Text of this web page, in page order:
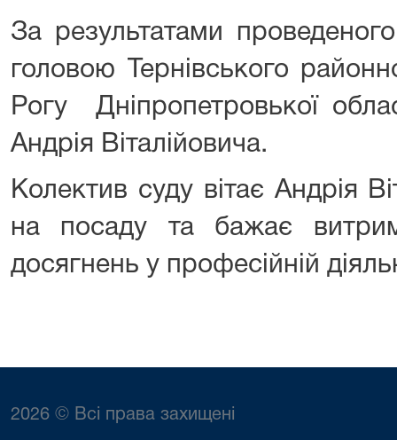
За результатами
головою Тернівського
Рогу Дніпропетровької
Андрія Віталійовича.
Колектив суду вітає Андрія
на посаду та бажає
досягнень у професійній
2026 © Всі права захищені